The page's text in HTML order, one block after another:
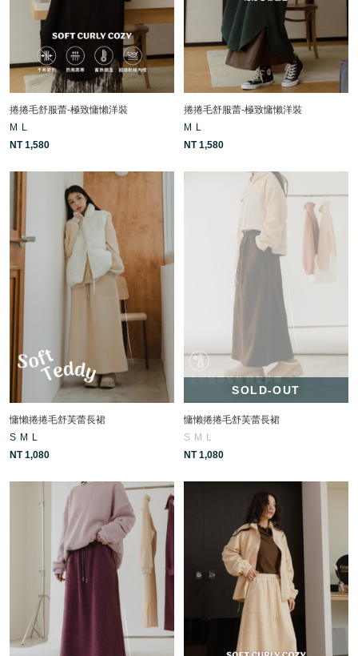
捲捲毛舒服蕾-極致慵懶洋裝
M
L
NT 1,580
捲捲毛舒服蕾-極致慵懶洋裝
M
L
NT 1,580
慵懶捲捲毛舒芙蕾長裙
S M L
NT 1,080
SOLD-OUT
慵懶捲捲毛舒芙蕾長裙
S M L
NT 1,080